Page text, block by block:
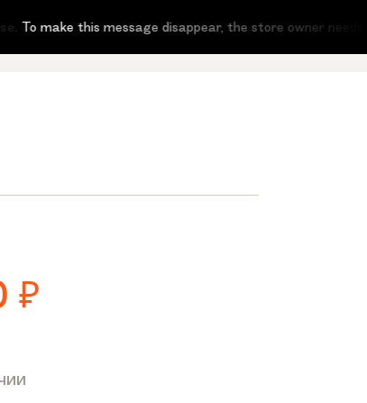
make this message disappear, the store owner needs
₽